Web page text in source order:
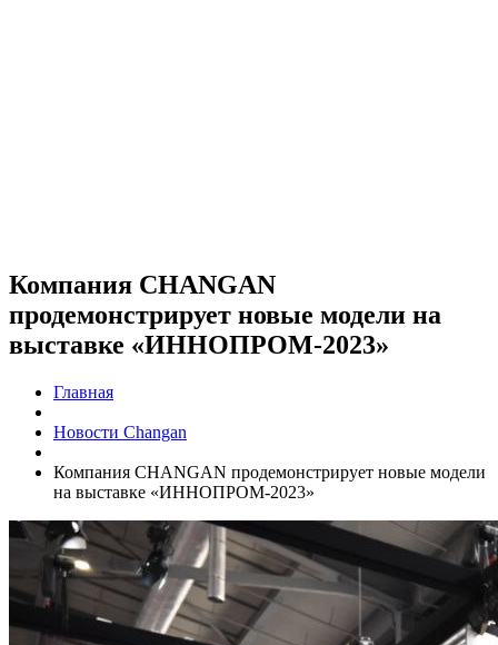
Компания CHANGAN
продемонстрирует новые модели на
выставке «ИННОПРОМ-2023»
Главная
Новости Changan
Компания CHANGAN продемонстрирует новые модели
на выставке «ИННОПРОМ-2023»